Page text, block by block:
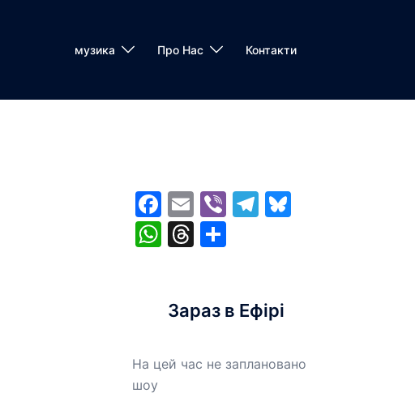
музика Про Нас Контакти
Facebook
EmailViberTelegram
Bluesky
WhatsApp
Threads
Share
Зараз в Ефірі
На цей час не заплановано
шоу